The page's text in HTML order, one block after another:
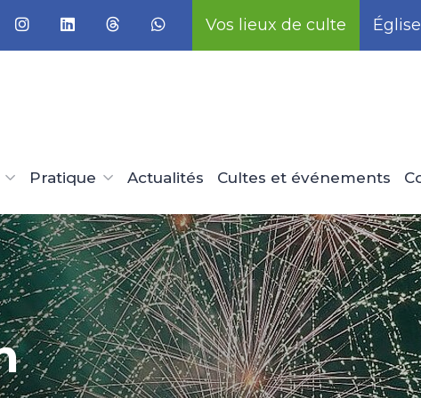
Vos lieux de culte
Pratique Actualités Cultes et événements
la
venir
29
à